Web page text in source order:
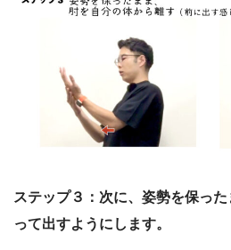
ステップ３：次に、姿勢を保っ
って出すようにします。